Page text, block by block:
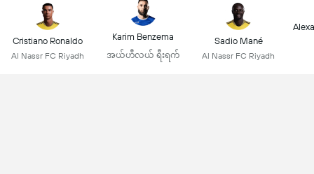
Cristiano Ronaldo
Al Nassr FC Riyadh
Karim Benzema
အယ်ဟီလယ် ရီးရက်
Sadio Mané
Al Nassr FC Riyadh